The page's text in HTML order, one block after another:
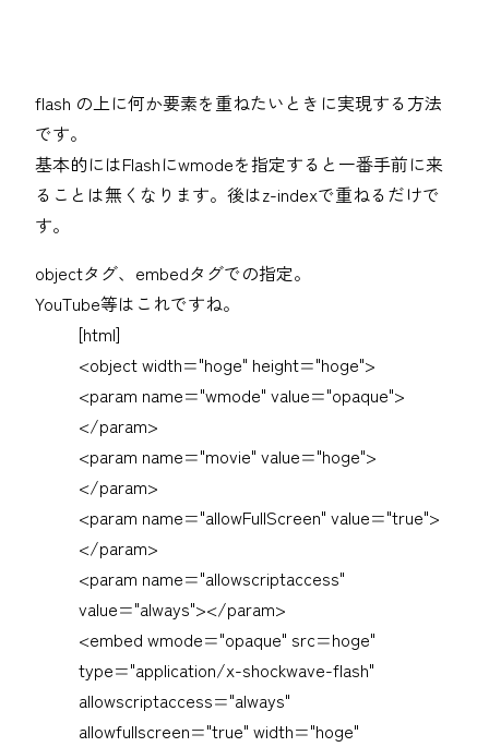
flash の上に何か要素を重ねたいときに実現する方法
です。
基本的にはFlashにwmodeを指定すると一番手前に来
ることは無くなります。後はz-indexで重ねるだけで
す。
objectタグ、embedタグでの指定。
YouTube等はこれですね。
[html]
<object width="hoge" height="hoge">
<param name="wmode" value="opaque">
</param>
<param name="movie" value="hoge">
</param>
<param name="allowFullScreen" value="true">
</param>
<param name="allowscriptaccess"
value="always"></param>
<embed wmode="opaque" src=hoge"
type="application/x-shockwave-flash"
allowscriptaccess="always"
allowfullscreen="true" width="hoge"